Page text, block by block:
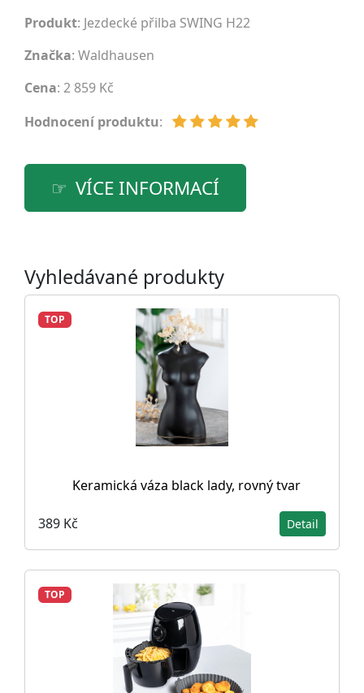
Produkt: Jezdecké přilba SWING H22
Značka: Waldhausen
Cena: 2 859 Kč
Hodnocení produktu:
VÍCE INFORMACÍ
Vyhledávané produkty
TOP
Keramická váza black lady, rovný tvar
389 Kč Detail
TOP